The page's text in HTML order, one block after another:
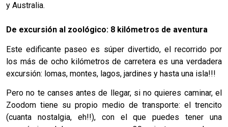
y Australia.
De excursión al zoológico: 8 kilómetros de aventura
Este edificante paseo es súper divertido, el recorrido por
los más de ocho kilómetros de carretera es una verdadera
excursión: lomas, montes, lagos, jardines y hasta una isla!!!
Pero no te canses antes de llegar, si no quieres caminar, el
Zoodom tiene su propio medio de transporte: el trencito
(cuanta nostalgia, eh!!), con el que puedes tener una